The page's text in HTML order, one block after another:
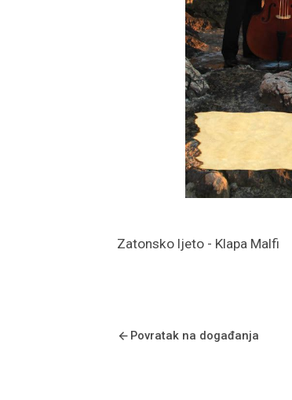
Zatonsko ljeto - Klapa Malfi
Povratak na događanja